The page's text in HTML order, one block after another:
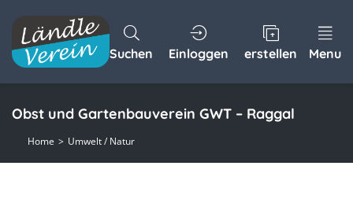
Suchen Einloggen erstellen Menu
Obst und Gartenbauverein GWT – Raggal
Home Umwelt / Natur